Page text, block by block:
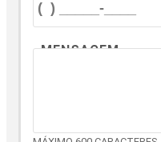
MENSAGEM